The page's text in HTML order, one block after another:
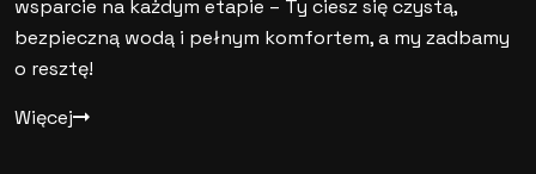
wsparcie na każdym etapie – Ty ciesz się czystą,
bezpieczną wodą i pełnym komfortem, a my zadbamy
o resztę!
Więcej